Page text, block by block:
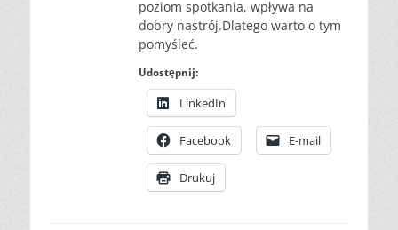
poziom spotkania, wpływa na
dobry nastrój.Dlatego warto o tym
pomyśleć.
Udostępnij:
LinkedIn
Facebook E-mail
Drukuj